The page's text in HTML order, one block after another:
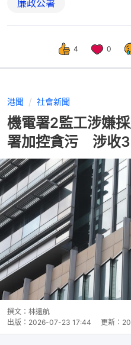
廉政公署
4 0
港聞 社會新聞
機電署2監工涉嫌
署加控貪污 涉收
撰文： 林遠航
出版： 2026-07-23 17:44 更新：